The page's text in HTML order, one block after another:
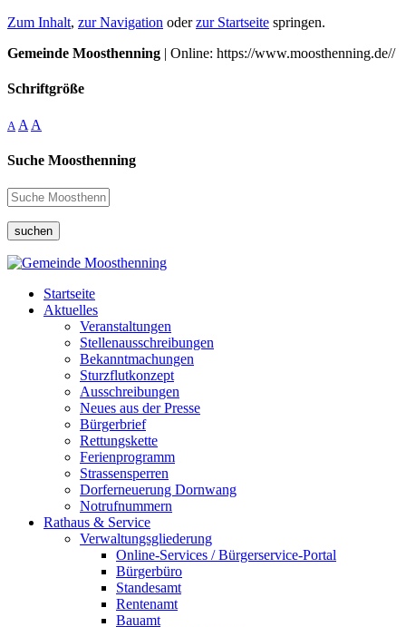
Zum Inhalt, zur Navigation oderzur Startseite springen.
Gemeinde Moosthenning | Online: https://www.moosthenning.de//
Schriftgröße
A A A
Suche Moosthenning
suchen
Startseite
Aktuelles
Veranstaltungen
Stellenausschreibungen
Bekanntmachungen
Sturzflutkonzept
Ausschreibungen
Neues aus der Presse
Bürgerbrief
Rettungskette
Ferienprogramm
Strassensperren
Dorferneuerung Dornwang
Notrufnummern
Rathaus & Service
Verwaltungsgliederung
Online-Services / Bürgerservice-Portal
Bürgerbüro
Standesamt
Rentenamt
Bauamt